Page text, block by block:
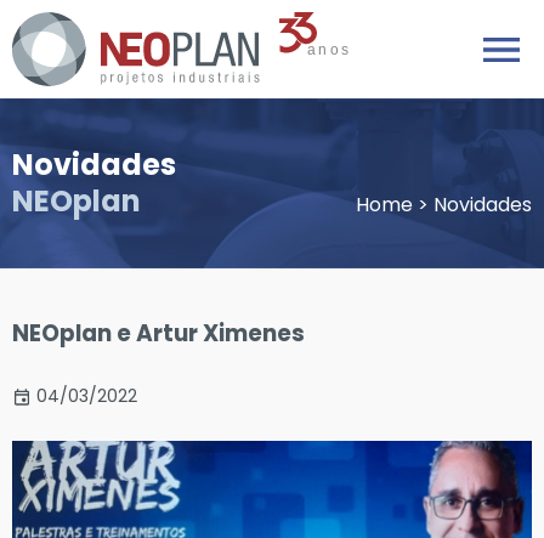
Novidades
NEOplan
Home > Novidades
NEOplan e Artur Ximenes
04/03/2022